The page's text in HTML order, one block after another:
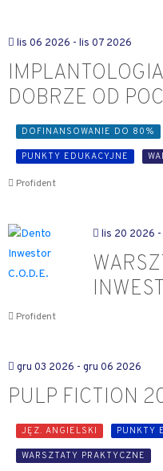
lis 06 2026 - lis 07 2026
DOBRZE OD
DOFINANSOWANIE DO 80%
PUNKTY EDUKACYJNE
Profident
lis 20 2026
Profident
gru 03 2026 - gru 06 2026
PULP FICTION
JĘZ. ANGIELSKI PUNKTY
WARSZTATY PRAKTYCZNE